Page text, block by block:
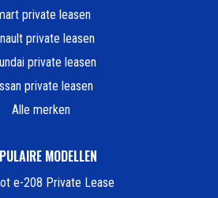
private leasen
private leasen
private leasen
private leasen
Alle merken
MODELLEN
e-208 Private Lease